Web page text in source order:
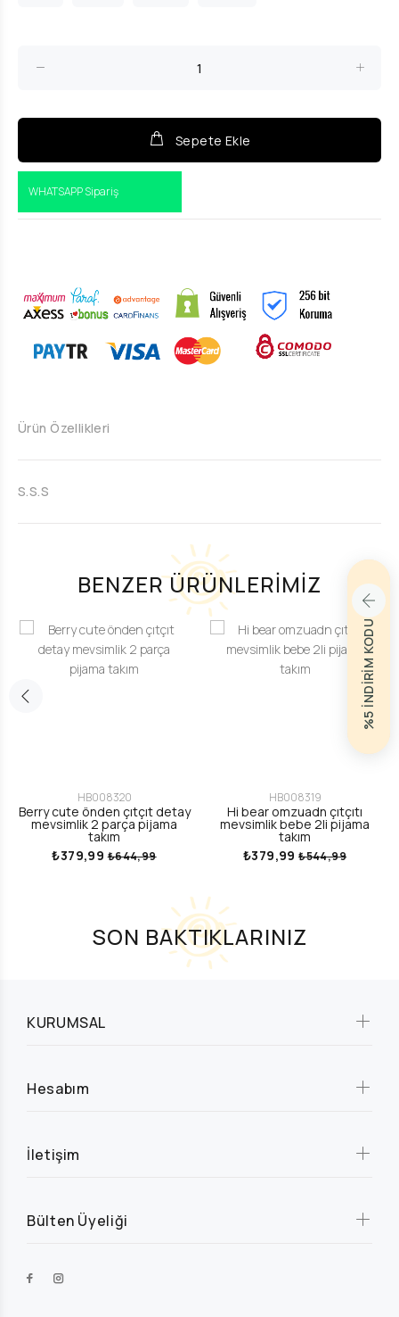
Sepete Ekle
WHATSAPP Sipariş
Ürün Özellikleri
S.S.S
BENZER ÜRÜNLERİMİZ
HB008320
Berry cute önden çıtçıt detay
mevsimlik 2 parça pijama
takım
₺379,99₺644,99
HB008319
Hi bear omzuadn çıtçıtı
mevsimlik bebe 2li pijama
takım
₺379,99₺544,99
SON BAKTIKLARINIZ
KURUMSAL
Hesabım
İletişim
Bülten Üyeliği
%5 İNDİRİM KODU